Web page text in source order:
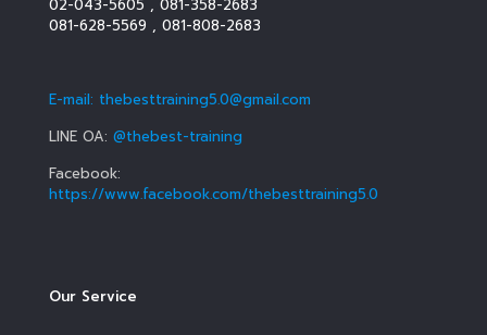
02-043-5605 , 081-358-2683
081-628-5569 , 081-808-2683
E-mail: thebesttraining5.0@gmail.com
LINE OA: @thebest-training
Facebook:
https://www.facebook.com/thebesttraining5.0
Our Service